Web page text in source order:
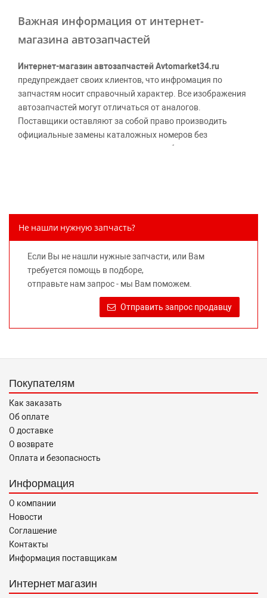
Важная информация от интернет-
магазина автозапчастей
Интернет-магазин автозапчастей Avtomarket34.ru
предупреждает своих клиентов, что инфромация по
запчастям носит справочный характер. Все изображения
автозапчастей могут отличаться от аналогов.
Поставщики оставляют за собой право производить
официальные замены каталожных номеров без
дополнительного уведомления дистрибьюторов, что
части к той или иной марке автомобиля, то есть на
предлагаемых к продаже запасных частей для
автомобилей и их производителей, не нарушает права
правообладателей указанных товарных знаков.
Требование предоставлять покупателю необходимую и
достоверную информацию о товаре, предлагаемом к
«О защите прав потребителей».
Не нашли нужную запчасть?
Если Вы не нашли нужные запчасти, или Вам
требуется помощь в подборе,
отправьте нам запрос - мы Вам поможем.
Отправить запрос продавцу
Покупателям
Как заказать
Об оплате
О доставке
О возврате
Оплата и безопасность
Информация
О компании
Новости
Соглашение
Контакты
Информация поставщикам
Интернет магазин